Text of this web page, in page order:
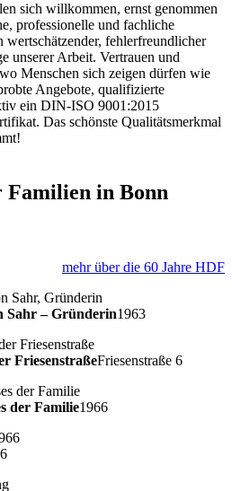
sich willkommen, ernst genommen
professionelle und fachliche
wertschätzender, fehlerfreundlicher
unserer Arbeit. Vertrauen und
Menschen sich zeigen dürfen wie
Angebote, qualifizierte
ein DIN-ISO 9001:2015
Das schönste Qualitätsmerkmal
Familien in Bonn
mehr über die 60 Jahre HDF
Sahr – Gründerin1963
FriesenstraßeFriesenstraße 6
der Familie1966